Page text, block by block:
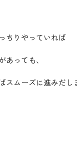
ちりやっていれば
あっても、
スムーズに進みだし